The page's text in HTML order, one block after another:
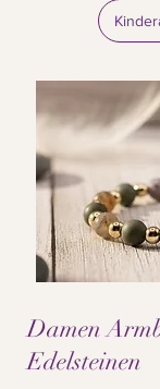
Damen
Edelsteinen